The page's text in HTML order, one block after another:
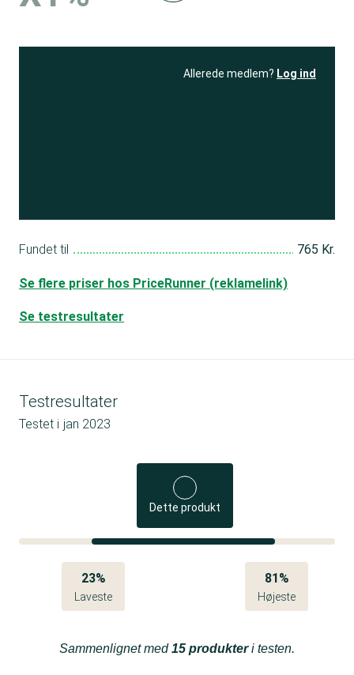
Allerede medlem? Log ind
Fundet til 765 Kr.
Se flere priser hos PriceRunner (reklamelink)
Se testresultater
Testresultater
Testet i jan 2023
Dette produkt
23%
Laveste
81%
Højeste
Sammenlignet med15 produkteri testen.